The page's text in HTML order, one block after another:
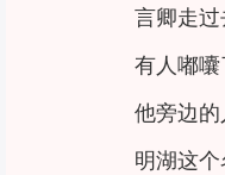
言卿走
有人嘟囔
他旁边的
明湖这